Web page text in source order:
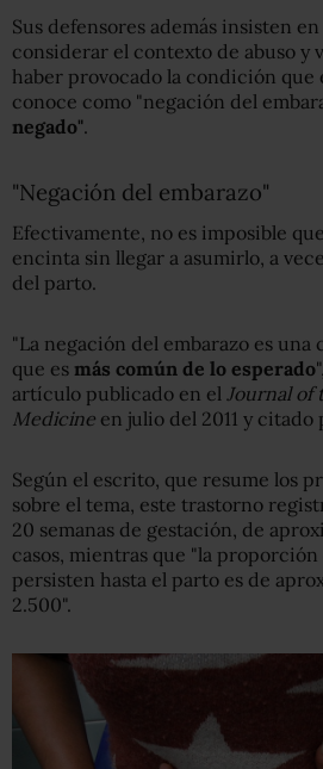
Sus defensores además insisten
considerar el contexto de abuso y
haber provocado la condición que
conoce como "negación del
negado".
"Negación del embarazo"
Efectivamente, no es imposible
encinta sin llegar a asumirlo, a
del parto.
"La negación del embarazo es
que es más común de lo esperado
artículo publicado en el Journal of
Medicine en julio del 2011 y citado
Según el escrito, que resume los
sobre el tema, este trastorno
20 semanas de gestación, de
casos, mientras que "la proporción
persisten hasta el parto es de
2.500".